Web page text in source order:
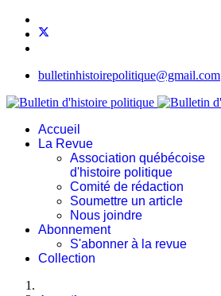
bulletinhistoirepolitique@gmail.com
Accueil
La Revue
Association québécoise
d'histoire politique
Comité de rédaction
Soumettre un article
Nous joindre
Abonnement
S'abonner à la revue
Collection